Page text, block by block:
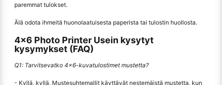
paremmat tulokset.
Älä odota ihmeitä huonolaatuisesta paperista tai tulostin huollosta.
4x6 Photo Printer Usein kysytyt
kysymykset (FAQ)
Q1: Tarvitsevatko 4x6-kuvatulostimet mustetta?
- Kyllä, kyllä. Mustesuhtemallit käyttävät nestemäistä mustetta, kun